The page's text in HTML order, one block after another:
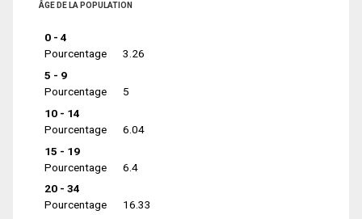
ÂGE DE LA POPULATION
0 - 4
Pourcentage
3.26
5 - 9
Pourcentage
5
10 - 14
Pourcentage
6.04
15 - 19
Pourcentage
6.4
20 - 34
Pourcentage
16.33